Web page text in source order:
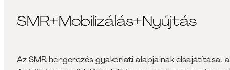
SMR+Mobilizálás+Nyújtás
Az SMR hengerezés gyakorlati alapjainak elsajátítása,